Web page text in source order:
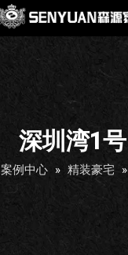
深圳湾1号
案例中心 » 精装豪宅 »